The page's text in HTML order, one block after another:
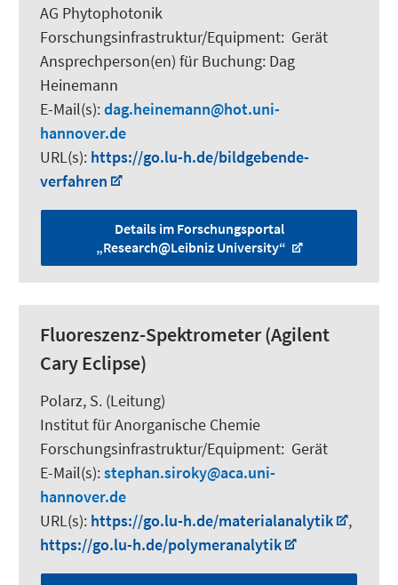
AG Phytophotonik
Forschungsinfrastruktur/Equipment: Gerät
Ansprechperson(en) für Buchung: Dag
Heinemann
E-Mail(s):dag.heinemann
hot.uni-
hannover.de
URL(s): https://go.lu-h.de/bildgebende-
verfahren
Details im Forschungsportal
„Research@Leibniz University“
Fluoreszenz-Spektrometer (Agilent
Cary Eclipse)
Polarz, S. (Leitung)
Institut für Anorganische Chemie
Forschungsinfrastruktur/Equipment: Gerät
E-Mail(s):stephan.siroky
aca.uni-
hannover.de
URL(s): https://go.lu-h.de/materialanalytik
,
https://go.lu-h.de/polymeranalytik